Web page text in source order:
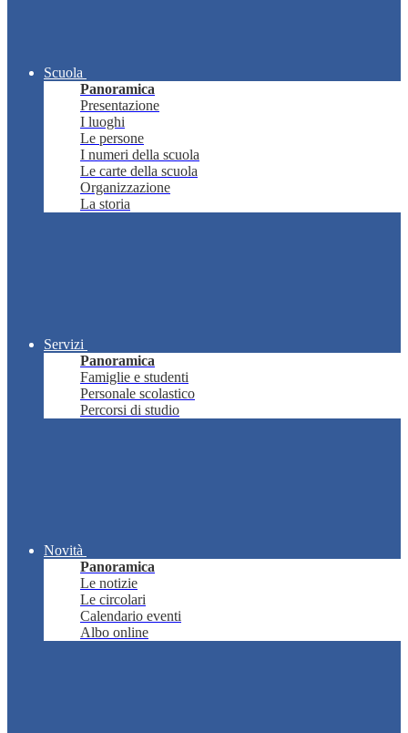
Scuola
Panoramica
Presentazione
I luoghi
Le persone
I numeri della scuola
Le carte della scuola
Organizzazione
La storia
Servizi
Panoramica
Famiglie e studenti
Personale scolastico
Percorsi di studio
Novità
Panoramica
Le notizie
Le circolari
Calendario eventi
Albo online